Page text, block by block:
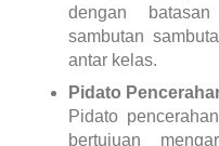
dengan
sambutan
antar kelas.
Pidato
Pidato
bertujuan